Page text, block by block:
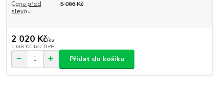
Cena před
slevou
5 066 Kč
2 020 Kč/ks
1 669 Kč bez DPH
Přidat do košíku